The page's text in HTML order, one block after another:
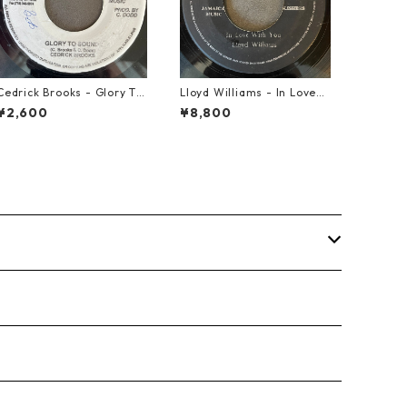
Brooks - Glory To
【7-21786】
Lloyd Williams - In Love
With You【7-21917】
¥8,800